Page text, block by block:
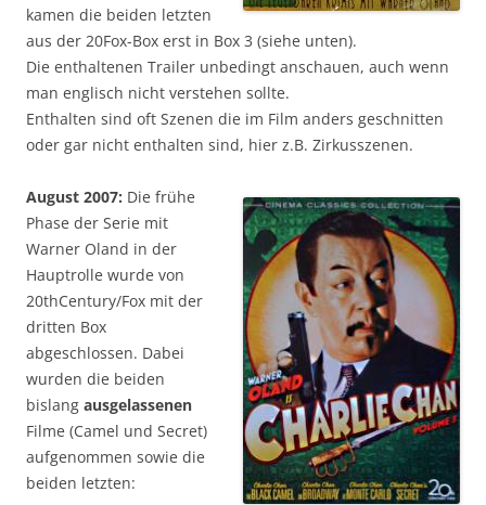
kamen die beiden letzten
aus der 20Fox-Box erst in Box 3 (siehe unten).
Die enthaltenen Trailer unbedingt anschauen, auch wenn
man englisch nicht verstehen sollte.
Enthalten sind oft Szenen die im Film anders geschnitten
oder gar nicht enthalten sind, hier z.B. Zirkusszenen.
August 2007: Die frühe
Phase der Serie mit
Warner Oland in der
Hauptrolle wurde von
20thCentury/Fox mit der
dritten Box
abgeschlossen. Dabei
wurden die beiden
bislang ausgelassenen
Filme (Camel und Secret)
aufgenommen sowie die
beiden letzten: